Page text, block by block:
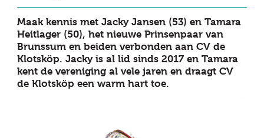
Maak kennis met Jacky Jansen (53) en Tamara
Heitlager (50), het nieuwe Prinsenpaar van
Brunssum en beiden verbonden aan CV de
Klotsköp. Jacky is al lid sinds 2017 en Tamara
kent de vereniging al vele jaren en draagt CV
de Klotsköp een warm hart toe.